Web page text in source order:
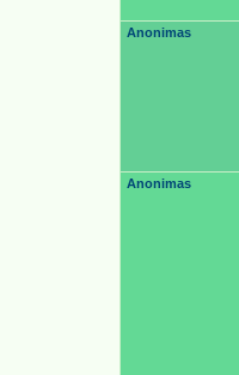
Anonimas
Anonimas